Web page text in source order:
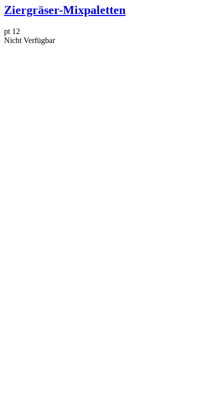
Ziergräser-Mixpaletten
pt 12
Nicht Verfügbar